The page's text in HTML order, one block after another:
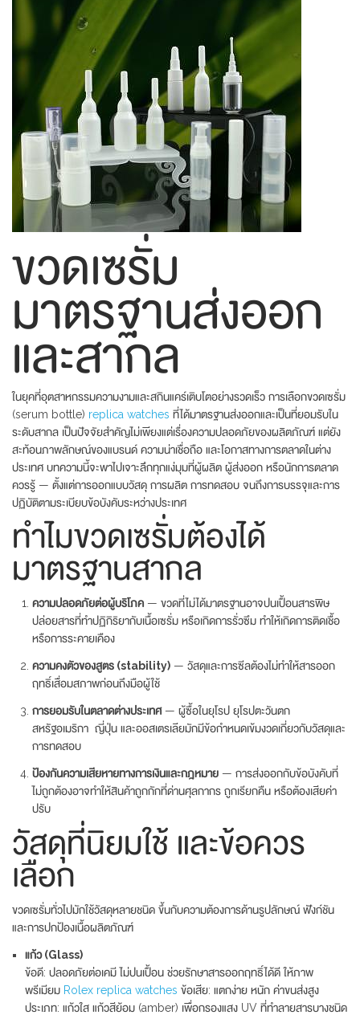
ขวดเซรั่ม
มาตรฐานส่งออก
และสากล
ในยุคที่อุตสาหกรรมความงามและสกินแคร์เติบโตอย่างรวดเร็ว การเลือกขวดเซรั่ม
(serum bottle) replica watches ที่ได้มาตรฐานส่งออกและเป็นที่ยอมรับใน
ระดับสากล เป็นปัจจัยสำคัญไม่เพียงแต่เรื่องความปลอดภัยของผลิตภัณฑ์ แต่ยัง
สะท้อนภาพลักษณ์ของแบรนด์ ความน่าเชื่อถือ และโอกาสทางการตลาดในต่าง
ประเทศ บทความนี้จะพาไปเจาะลึกทุกแง่มุมที่ผู้ผลิต ผู้ส่งออก หรือนักการตลาด
ควรรู้ — ตั้งแต่การออกแบบวัสดุ การผลิต การทดสอบ จนถึงการบรรจุและการ
ปฏิบัติตามระเบียบข้อบังคับระหว่างประเทศ
ทำไมขวดเซรั่มต้องได้
มาตรฐานสากล
ความปลอดภัยต่อผู้บริโภค — ขวดที่ไม่ได้มาตรฐานอาจปนเปื้อนสารพิษ
ปล่อยสารที่ทำปฏิกิริยากับเนื้อเซรั่ม หรือเกิดการรั่วซึม ทำให้เกิดการติดเชื้อ
หรือการระคายเคือง
ความคงตัวของสูตร (stability) — วัสดุและการซีลต้องไม่ทำให้สารออก
ฤทธิ์เสื่อมสภาพก่อนถึงมือผู้ใช้
การยอมรับในตลาดต่างประเทศ— ผู้ซื้อในยุโรป ยุโรปตะวันตก
สหรัฐอเมริกา ญี่ปุ่น และออสเตรเลียมักมีข้อกำหนดเข้มงวดเกี่ยวกับวัสดุและ
การทดสอบ
ป้องกันความเสียหายทางการเงินและกฎหมาย — การส่งออกกับข้อบังคับที่
ไม่ถูกต้องอาจทำให้สินค้าถูกกักที่ด่านศุลกากร ถูกเรียกคืน หรือต้องเสียค่า
ปรับ
วัสดุที่นิยมใช้ และข้อควร
เลือก
ขวดเซรั่มทั่วไปมักใช้วัสดุหลายชนิด ขึ้นกับความต้องการด้านรูปลักษณ์ ฟังก์ชัน
และการปกป้องเนื้อผลิตภัณฑ์
แก้ว (Glass)
ข้อดี: ปลอดภัยต่อเคมี ไม่ปนเปื้อน ช่วยรักษาสารออกฤทธิ์ได้ดี ให้ภาพ
พรีเมียม Rolex replica watches ข้อเสีย: แตกง่าย หนัก ค่าขนส่งสูง
ประเภท: แก้วใส แก้วสีย้อม (amber) เพื่อกรองแสง UV ที่ทำลายสารบางชนิด